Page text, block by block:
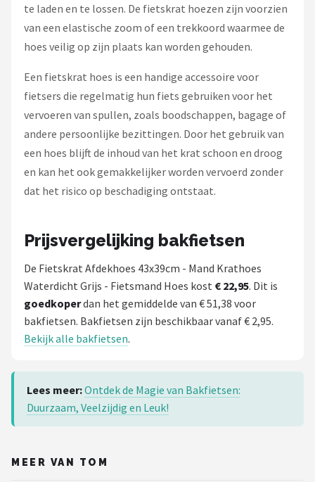
te laden en te lossen. De fietskrat hoezen zijn voorzien
van een elastische zoom of een trekkoord waarmee de
hoes veilig op zijn plaats kan worden gehouden.
Een fietskrat hoes is een handige accessoire voor
fietsers die regelmatig hun fiets gebruiken voor het
vervoeren van spullen, zoals boodschappen, bagage of
andere persoonlijke bezittingen. Door het gebruik van
een hoes blijft de inhoud van het krat schoon en droog
en kan het ook gemakkelijker worden vervoerd zonder
dat het risico op beschadiging ontstaat.
Prijsvergelijking bakfietsen
De Fietskrat Afdekhoes 43x39cm - Mand Krathoes
Waterdicht Grijs - Fietsmand Hoes kost € 22,95. Dit is
goedkoperdan het gemiddelde van € 51,38 voor
bakfietsen. Bakfietsen zijn beschikbaar vanaf € 2,95.
Bekijk alle bakfietsen.
Lees meer:Ontdek de Magie van Bakfietsen:
Duurzaam, Veelzijdig en Leuk!
MEER VAN TOM